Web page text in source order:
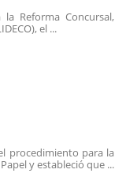
Reforma Concursal,
el ...
procedimiento para la
y estableció que ...